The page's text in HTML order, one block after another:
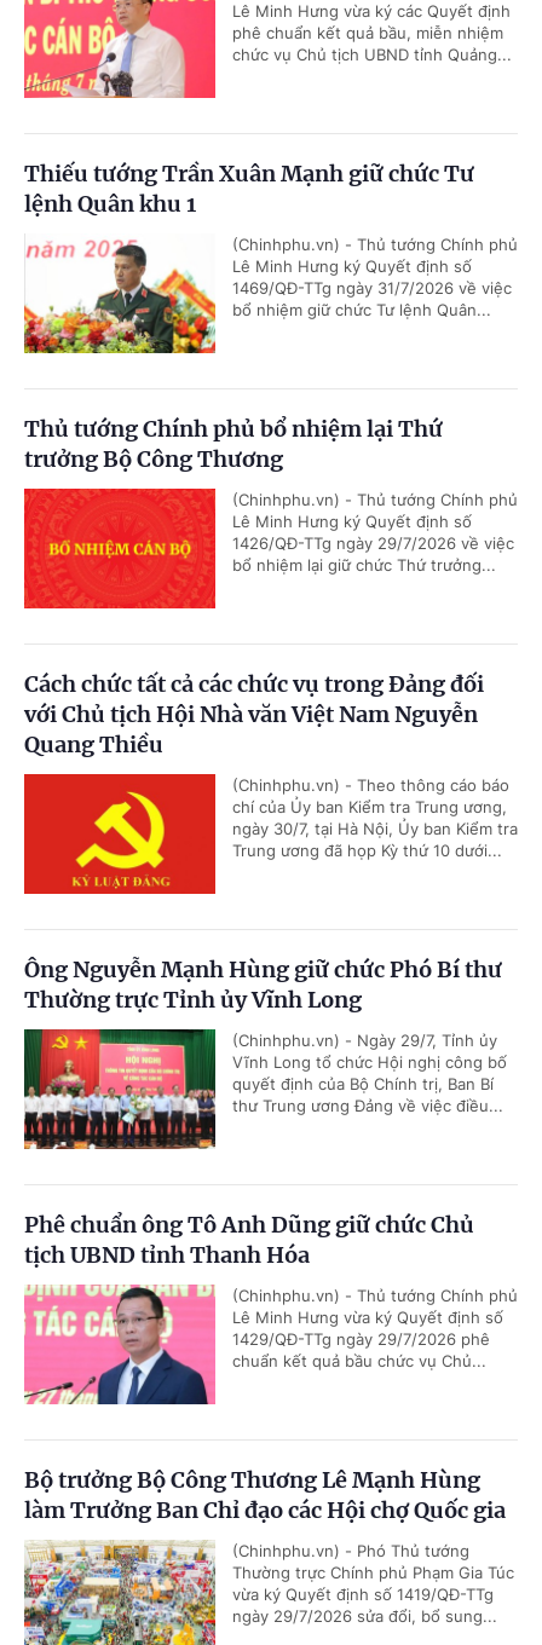
Lê Minh Hưng vừa ký các Quyết định
phê chuẩn kết quả bầu, miễn nhiệm
chức vụ Chủ tịch UBND tỉnh Quảng...
Thiếu tướng Trần Xuân Mạnh giữ chức Tư
lệnh Quân khu 1
(Chinhphu.vn) - Thủ tướng Chính phủ
Lê Minh Hưng ký Quyết định số
1469/QĐ-TTg ngày 31/7/2026 về việc
bổ nhiệm giữ chức Tư lệnh Quân...
Thủ tướng Chính phủ bổ nhiệm lại Thứ
trưởng Bộ Công Thương
(Chinhphu.vn) - Thủ tướng Chính phủ
Lê Minh Hưng ký Quyết định số
1426/QĐ-TTg ngày 29/7/2026 về việc
bổ nhiệm lại giữ chức Thứ trưởng...
Cách chức tất cả các chức vụ trong Đảng đối
với Chủ tịch Hội Nhà văn Việt Nam Nguyễn
Quang Thiều
(Chinhphu.vn) - Theo thông cáo báo
chí của Ủy ban Kiểm tra Trung ương,
ngày 30/7, tại Hà Nội, Ủy ban Kiểm tra
Trung ương đã họp Kỳ thứ 10 dưới...
Ông Nguyễn Mạnh Hùng giữ chức Phó Bí thư
Thường trực Tỉnh ủy Vĩnh Long
(Chinhphu.vn) - Ngày 29/7, Tỉnh ủy
Vĩnh Long tổ chức Hội nghị công bố
quyết định của Bộ Chính trị, Ban Bí
thư Trung ương Đảng về việc điều...
Phê chuẩn ông Tô Anh Dũng giữ chức Chủ
tịch UBND tỉnh Thanh Hóa
(Chinhphu.vn) - Thủ tướng Chính phủ
Lê Minh Hưng vừa ký Quyết định số
1429/QĐ-TTg ngày 29/7/2026 phê
chuẩn kết quả bầu chức vụ Chủ...
Bộ trưởng Bộ Công Thương Lê Mạnh Hùng
làm Trưởng Ban Chỉ đạo các Hội chợ Quốc gia
(Chinhphu.vn) - Phó Thủ tướng
Thường trực Chính phủ Phạm Gia Túc
vừa ký Quyết định số 1419/QĐ-TTg
ngày 29/7/2026 sửa đổi, bổ sung...